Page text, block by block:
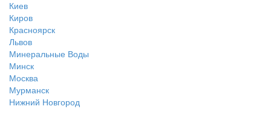
Киев
Киров
Красноярск
Львов
Минеральные Воды
Минск
Москва
Мурманск
Нижний Новгород